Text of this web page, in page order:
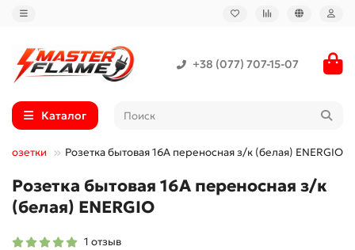
+38 (077) 707-15-07
Каталог
Розетки Розетка бытовая 16А переносная з/к (белая) ENERGIO
Розетка бытовая 16А переносная з/к
(белая) ENERGIO
1 отзыв